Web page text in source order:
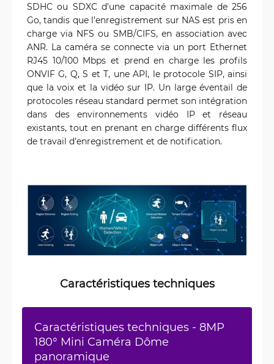
SDHC ou SDXC d’une capacité maximale de 256
Go, tandis que l’enregistrement sur NAS est pris en
charge via NFS ou SMB/CIFS, en association avec
ANR. La caméra se connecte via un port Ethernet
RJ45 10/100 Mbps et prend en charge les profils
ONVIF G, Q, S et T, une API, le protocole SIP, ainsi
que la voix et la vidéo sur IP. Un large éventail de
protocoles réseau standard permet son intégration
dans des environnements vidéo IP et réseau
existants, tout en prenant en charge différents flux
de travail d'enregistrement et de notification.
Caractéristiques techniques
Caractéristiques techniques - 8MP
180° Mini Caméra Dôme
panoramique